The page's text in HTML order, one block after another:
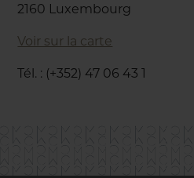
2160 Luxembourg
Voir sur la carte
Tél. : (+352) 47 06 43 1